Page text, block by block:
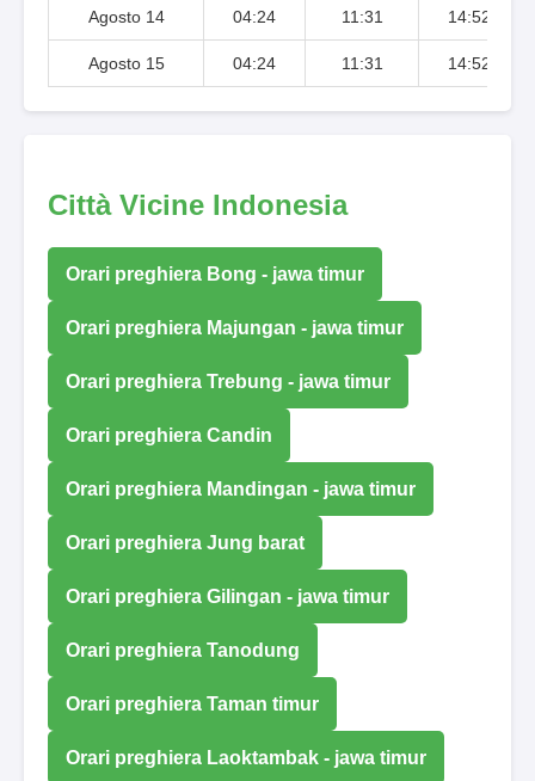
Agosto 14 04:24 11:31 14:52
Agosto 15 04:24 11:31 14:52
Città Vicine Indonesia
Orari preghiera Bong - jawa timur
Orari preghiera Majungan - jawa timur
Orari preghiera Trebung - jawa timur
Orari preghiera Candin
Orari preghiera Mandingan - jawa timur
Orari preghiera Jung barat
Orari preghiera Gilingan - jawa timur
Orari preghiera Tanodung
Orari preghiera Taman timur
Orari preghiera Laoktambak - jawa timur